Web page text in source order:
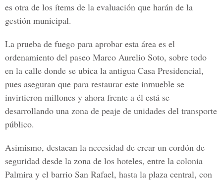
es otra de los ítems de la evaluación que harán de la
gestión municipal.
La prueba de fuego para aprobar esta área es el
ordenamiento del paseo Marco Aurelio Soto, sobre todo
en la calle donde se ubica la antigua Casa Presidencial,
pues aseguran que para restaurar este inmueble se
invirtieron millones y ahora frente a él está se
desarrollando una zona de peaje de unidades del transporte
público.
Asimismo, destacan la necesidad de crear un cordón de
seguridad desde la zona de los hoteles, entre la colonia
Palmira y el barrio San Rafael, hasta la plaza central, con